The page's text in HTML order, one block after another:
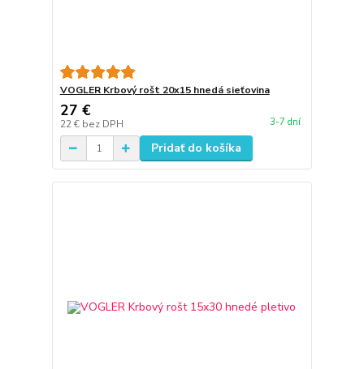
VOGLER Krbový rošt 20x15 hnedá sieťovina
27 €
22 € bez DPH 3-7 dní
Pridať do košíka